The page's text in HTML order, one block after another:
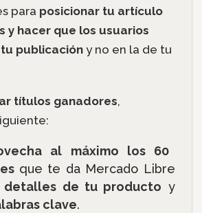
para posicionar tu artículo
y hacer que los usuarios
publicacióny no en la de tu
títulos ganadores,
al máximo los 60
que te da Mercado Libre
detalles de tu producto y
clave.